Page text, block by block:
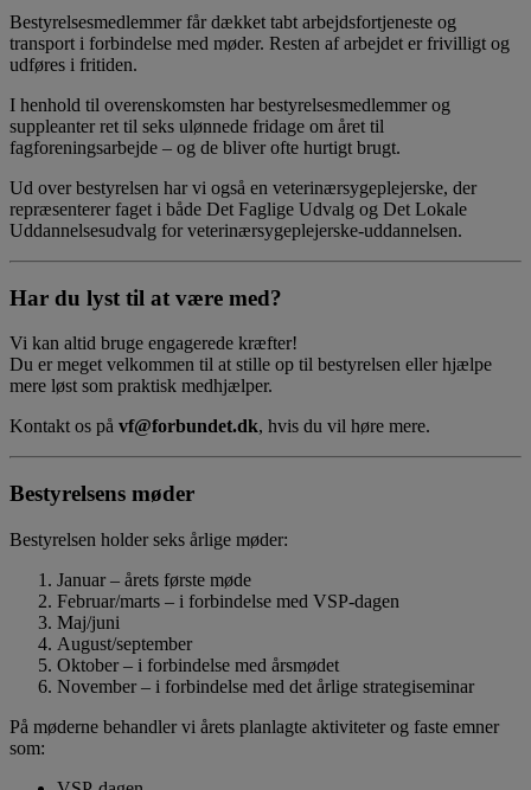
Bestyrelsesmedlemmer får dækket tabt arbejdsfortjeneste og
transport i forbindelse med møder. Resten af arbejdet er frivilligt og
udføres i fritiden.
I henhold til overenskomsten har bestyrelsesmedlemmer og
suppleanter ret til seks ulønnede fridage om året til
fagforeningsarbejde – og de bliver ofte hurtigt brugt.
Ud over bestyrelsen har vi også en veterinærsygeplejerske, der
repræsenterer faget i både Det Faglige Udvalg og Det Lokale
Uddannelsesudvalg for veterinærsygeplejerske‑uddannelsen.
Har du lyst til at være med?
Vi kan altid bruge engagerede kræfter!
Du er meget velkommen til at stille op til bestyrelsen eller hjælpe
mere løst som praktisk medhjælper.
Kontakt os på vf@forbundet.dk, hvis du vil høre mere.
Bestyrelsens møder
Bestyrelsen holder seks årlige møder:
Januar – årets første møde
Februar/marts – i forbindelse med VSP‑dagen
Maj/juni
August/september
Oktober – i forbindelse med årsmødet
November – i forbindelse med det årlige strategiseminar
På møderne behandler vi årets planlagte aktiviteter og faste emner
som: